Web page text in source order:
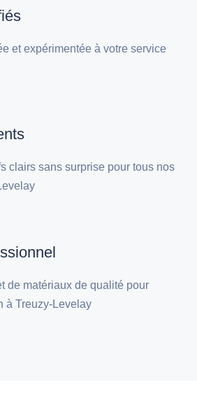
et expérimentée à votre service
clairs sans surprise pour tous nos
de matériaux de qualité pour
à Treuzy-Levelay